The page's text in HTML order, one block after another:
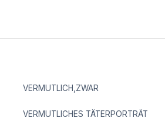
VERMUTLICH,ZWAR
VERMUTLICHES TÄTERPORTRÄT